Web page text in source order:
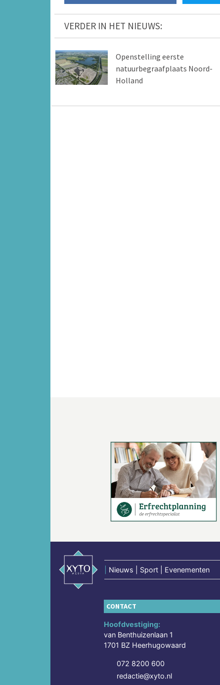
VERDER IN HET NIEUWS:
Openstelling eerste
natuurbegraafplaats Noord-
Holland
Nieuws | Sport | Evenementen
CONTACT
Hoofdvestiging:
van Benthuizenlaan 1
1701 BZ Heerhugowaard
072 8200 600
redactie@xyto.nl